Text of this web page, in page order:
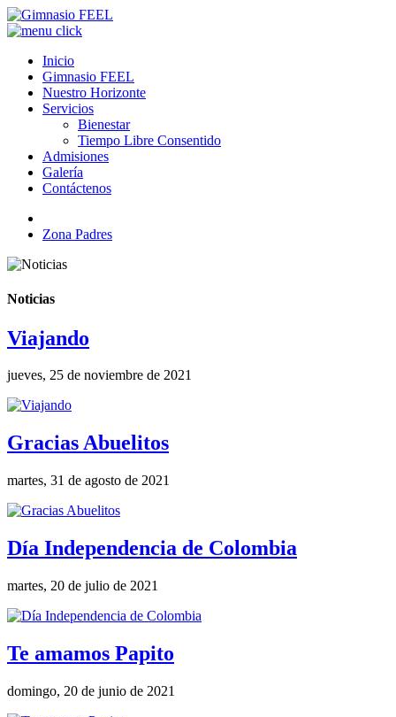
Inicio
Gimnasio FEEL
Nuestro Horizonte
Servicios
Bienestar
Tiempo Libre Consentido
Admisiones
Galería
Contáctenos
Zona Padres
Noticias
Viajando
jueves, 25 de noviembre de 2021
Gracias Abuelitos
martes, 31 de agosto de 2021
Día Independencia de Colombia
martes, 20 de julio de 2021
Te amamos Papito
domingo, 20 de junio de 2021